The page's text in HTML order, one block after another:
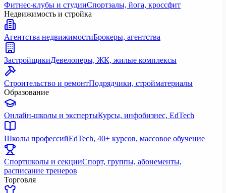
Фитнес-клубы и студииСпортзалы, йога, кроссфит
Недвижимость и стройка
Агентства недвижимостиБрокеры, агентства
ЗастройщикиДевелоперы, ЖК, жилые комплексы
Строительство и ремонтПодрядчики, стройматериалы
Образование
Онлайн-школы и экспертыКурсы, инфобизнес, EdTech
Школы профессийEdTech, 40+ курсов, массовое обучение
Спортшколы и секцииСпорт, группы, абонементы,
расписание тренеров
Торговля